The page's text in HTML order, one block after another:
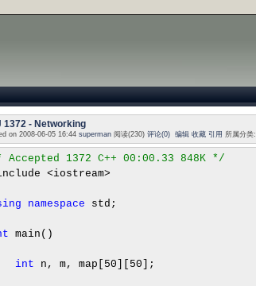
1372 - Networking
on 2008-06-05 16:44 superman 阅读(230) 评论(0) 编辑 收藏 引用 所属分类:
Accepted 1372 C++ 00:00.33 848K */
<iostream>
namespace std;
main()
int n, m, map[ 50 50 ];